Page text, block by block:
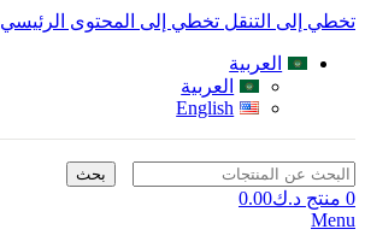
تخطي إلى التنقل تخطي إلى المحتوى الرئيسي
العربية
العربية
English
بحث
0 منتج د.ك0.00
Menu